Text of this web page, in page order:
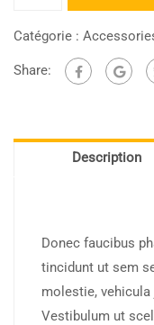
Catégorie :
Share:
Description
Donec faucibus
tincidunt ut sem
molestie,
Vestibulum ut